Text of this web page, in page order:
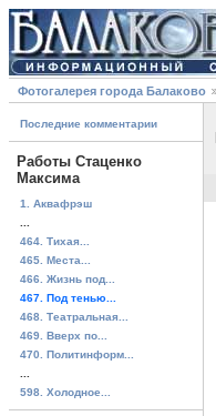
Фотогалерея города Балаково
Последние комментарии
Работы Стаценко
Максима
1. Аквафрэш
464. Тихая...
465. Места...
466. Жизнь под...
467. Под тенью...
468. Театральная...
469. Вверх по...
470. Политинформ...
598. Холодное...